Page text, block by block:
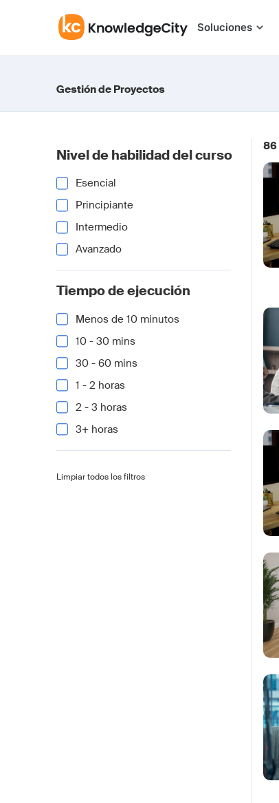
Soluciones
Gestión de Proyectos
Nivel de habilidad del curso
Esencial
Principiante
Intermedio
Avanzado
Tiempo de ejecución
Menos de 10 minutos
10 - 30 mins
30 - 60 mins
1 - 2 horas
2 - 3 horas
3+ horas
Limpiar todos los filtros
86